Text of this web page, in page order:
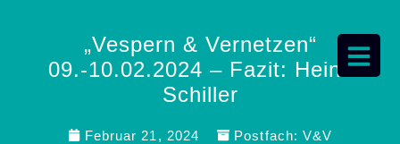
„Vespern & Vernetzen“
09.-10.02.2024 – Fazit: Heinz
Schiller
Februar 21, 2024 Postfach: V&V